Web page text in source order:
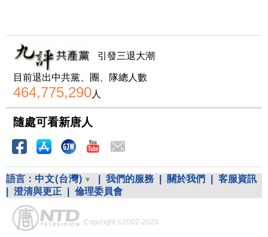
引發三退大潮
目前退出中共黨、團、隊總人數
464,775,290人
隨處可看新唐人
語言： 中文(台灣) 我們的服務 關於我們
客服資訊
澄清與更正 倫理委員會
Copyright ©2002-2023